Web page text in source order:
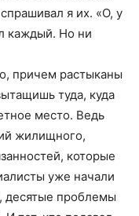
я их. «О, у
каждый. Но ни
причем растыканы
туда, куда
место. Ведь
жилищного,
которые
уже начали
десятые проблемы